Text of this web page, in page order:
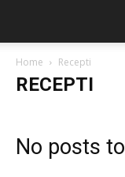
Home Recepti
RECEPTI
No posts